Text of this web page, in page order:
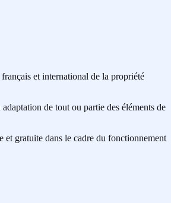
et international de la propriété
de tout ou partie des éléments de
gratuite dans le cadre du fonctionnement